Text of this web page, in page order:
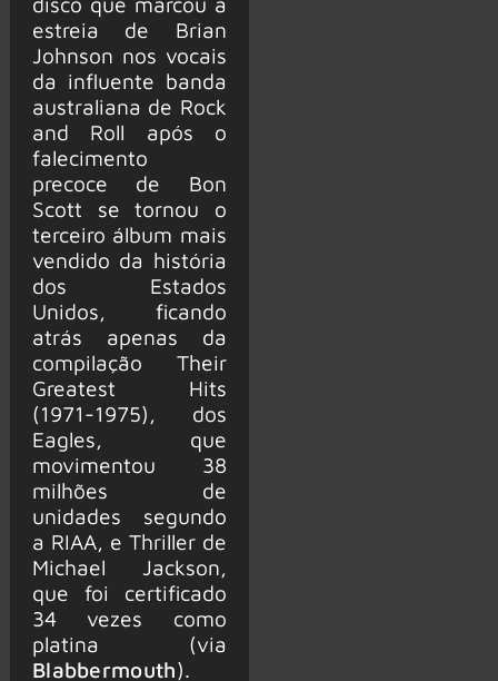
estreia de Brian
Johnson nos vocais
da influente banda
australiana de Rock
and Roll após o
falecimento
precoce de Bon
Scott se tornou o
terceiro álbum mais
vendido da história
dos Estados
Unidos, ficando
atrás apenas da
compilação Their
Greatest Hits
(1971-1975), dos
Eagles, que
movimentou 38
milhões de
unidades segundo
a RIAA, e Thriller de
Michael Jackson,
que foi certificado
34 vezes como
platina (via
Blabbermouth).